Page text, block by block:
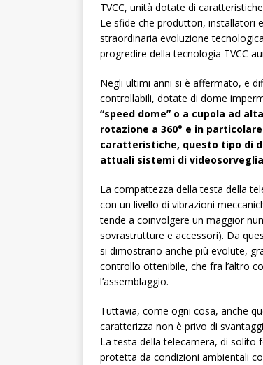
TVCC, unità dotate di
Le sfide che produttori, installatori
straordinaria evoluzione
progredire della tecnologia TVCC
Negli ultimi anni si è affermato, e
controllabili, dotate di dome
“speed dome” o a cupola ad
rotazione a 360° e in
caratteristiche, questo tipo di
attuali sistemi di
La compattezza della testa della
con un livello di vibrazioni
tende a coinvolgere un maggior
sovrastrutture e accessori). Da
si dimostrano anche più evolute,
controllo ottenibile, che fra l’altro
l’assemblaggio.
Tuttavia, come ogni cosa, anche
caratterizza non è privo di
La testa della telecamera, di solito
protetta da condizioni ambientali